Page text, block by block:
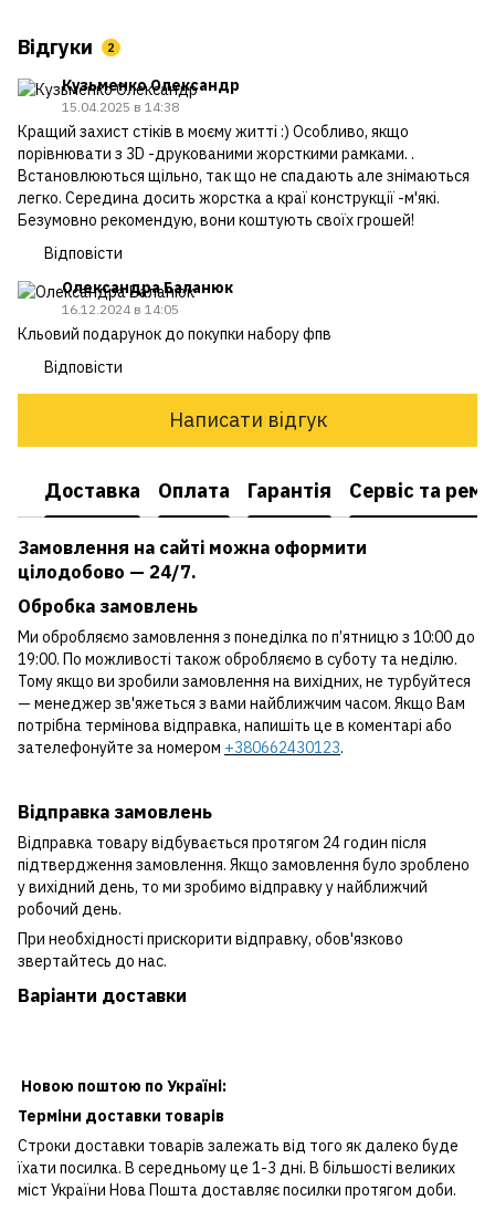
Відгуки 2
Кузьменко Олександр
15.04.2025 в 14:38
Кращий захист стіків в моєму житті :) Особливо, якщо
порівнювати з 3D -друкованими жорсткими рамками. .
Встановлюються щільно, так що не спадають але знімаються
легко. Середина досить жорстка а краї конструкції -м'які.
Безумовно рекомендую, вони коштують своїх грошей!
Відповісти
Олександра Баланюк
16.12.2024 в 14:05
Кльовий подарунок до покупки набору фпв
Відповісти
Написати відгук
Доставка Оплата Гарантія Сервіс та
Замовлення на сайті можна оформити
цілодобово — 24/7.
Обробка замовлень
Ми обробляємо замовлення з понеділка по п’ятницю з 10:00 до
19:00. По можливості також обробляємо в суботу та неділю.
Тому якщо ви зробили замовлення на вихідних, не турбуйтеся
— менеджер зв'яжеться з вами найближчим часом. Якщо Вам
потрібна термінова відправка, напишіть це в коментарі або
зателефонуйте за номером +380662430123.
Відправка замовлень
Відправка товару відбувається протягом 24 годин після
підтвердження замовлення. Якщо замовлення було зроблено
у вихідний день, то ми зробимо відправку у найближчий
робочий день.
При необхідності прискорити відправку, обов'язково
звертайтесь до нас.
Варіанти доставки
Новою поштою по Україні:
Терміни доставки товарів
Строки доставки товарів залежать від того як далеко буде
їхати посилка. В середньому це 1-3 дні. В більшості великих
міст України Нова Пошта доставляє посилки протягом доби.